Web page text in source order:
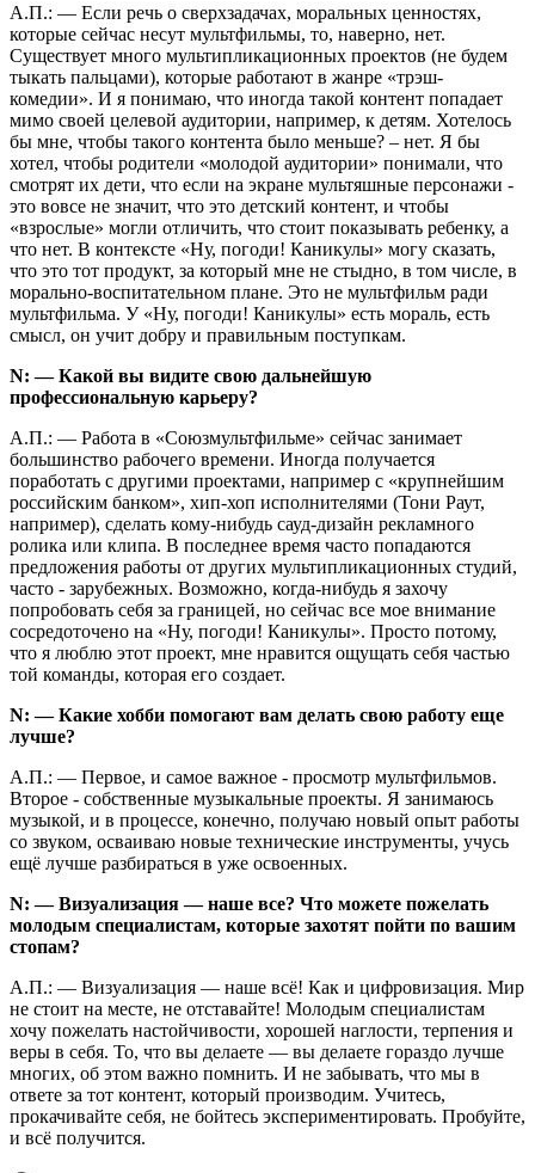
А.П.: — Если речь о сверхзадачах, моральных ценностях,
которые сейчас несут мультфильмы, то, наверно, нет.
Существует много мультипликационных проектов (не будем
тыкать пальцами), которые работают в жанре «трэш-
комедии». И я понимаю, что иногда такой контент попадает
мимо своей целевой аудитории, например, к детям. Хотелось
бы мне, чтобы такого контента было меньше? – нет. Я бы
хотел, чтобы родители «молодой аудитории» понимали, что
смотрят их дети, что если на экране мультяшные персонажи -
это вовсе не значит, что это детский контент, и чтобы
«взрослые» могли отличить, что стоит показывать ребенку, а
что нет. В контексте «Ну, погоди! Каникулы» могу сказать,
что это тот продукт, за который мне не стыдно, в том числе, в
морально-воспитательном плане. Это не мультфильм ради
мультфильма. У «Ну, погоди! Каникулы» есть мораль, есть
смысл, он учит добру и правильным поступкам.
N: — Какой вы видите свою дальнейшую
профессиональную карьеру?
А.П.: — Работа в «Союзмультфильме» сейчас занимает
большинство рабочего времени. Иногда получается
поработать с другими проектами, например с «крупнейшим
российским банком», хип-хоп исполнителями (Тони Раут,
например), сделать кому-нибудь сауд-дизайн рекламного
ролика или клипа. В последнее время часто попадаются
предложения работы от других мультипликационных студий,
часто - зарубежных. Возможно, когда-нибудь я захочу
попробовать себя за границей, но сейчас все мое внимание
сосредоточено на «Ну, погоди! Каникулы». Просто потому,
что я люблю этот проект, мне нравится ощущать себя частью
той команды, которая его создает.
N: — Какие хобби помогают вам делать свою работу еще
лучше?
А.П.: — Первое, и самое важное - просмотр мультфильмов.
Второе - собственные музыкальные проекты. Я занимаюсь
музыкой, и в процессе, конечно, получаю новый опыт работы
со звуком, осваиваю новые технические инструменты, учусь
ещё лучше разбираться в уже освоенных.
N: — Визуализация —наше все? Что можете пожелать
молодым специалистам, которые захотят пойти по вашим
стопам?
А.П.: — Визуализация — наше всё! Как и цифровизация. Мир
не стоит на месте, не отставайте! Молодым специалистам
хочу пожелать настойчивости, хорошей наглости, терпения и
веры в себя. То, что вы делаете — вы делаете гораздо лучше
многих, об этом важно помнить. И не забывать, что мы в
ответе за тот контент, который производим. Учитесь,
прокачивайте себя, не бойтесь экспериментировать. Пробуйте,
и всё получится.